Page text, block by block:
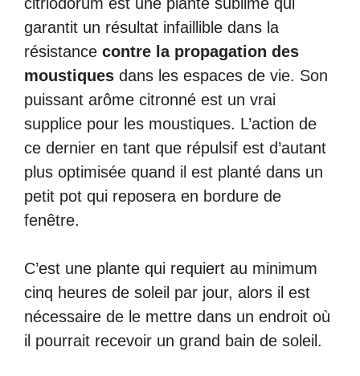
garantit un résultat infaillible dans la
résistance contre la propagation des
moustiques dans les espaces de vie. Son
puissant arôme citronné est un vrai
supplice pour les moustiques. L’action de
ce dernier en tant que répulsif est d’autant
plus optimisée quand il est planté dans un
petit pot qui reposera en bordure de
fenêtre.
C’est une plante qui requiert au minimum
cinq heures de soleil par jour, alors il est
nécessaire de le mettre dans un endroit où
il pourrait recevoir un grand bain de soleil.